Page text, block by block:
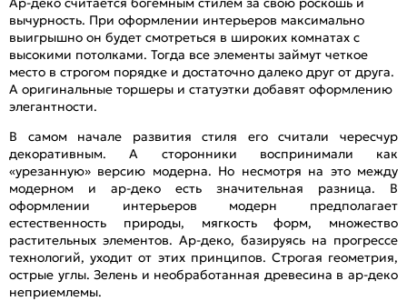
вычурность. При оформлении интерьеров максимально
выигрышно он будет смотреться в широких комнатах с
высокими потолками. Тогда все элементы займут четкое
место в строгом порядке и достаточно далеко друг от друга.
А оригинальные торшеры и статуэтки добавят оформлению
элегантности.
В самом начале развития стиля его считали чересчур
декоративным. А сторонники воспринимали как
«урезанную» версию модерна. Но несмотря на это между
модерном и ар-деко есть значительная разница. В
оформлении интерьеров модерн предполагает
естественность природы, мягкость форм, множество
растительных элементов. Ар-деко, базируясь на прогрессе
технологий, уходит от этих принципов. Строгая геометрия,
острые углы. Зелень и необработанная древесина в ар-деко
неприемлемы.